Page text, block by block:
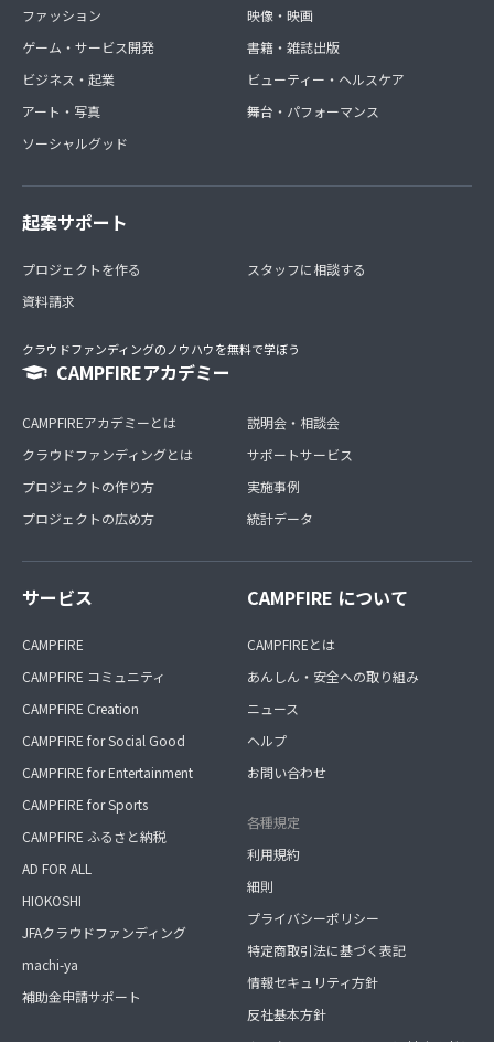
ファッション
ゲーム・サービス開発
ビジネス・起業
アート・写真
ソーシャルグッド
映像・映画
書籍・雑誌出版
ビューティー・ヘルスケア
舞台・パフォーマンス
起案サポート
プロジェクトを作る
資料請求
スタッフに相談する
クラウドファンディングのノウハウを無料で学ぼう
CAMPFIREアカデミー
CAMPFIREアカデミーとは
クラウドファンディングとは
プロジェクトの作り方
プロジェクトの広め方
説明会・相談会
サポートサービス
実施事例
統計データ
サービス
CAMPFIRE
CAMPFIRE コミュニティ
CAMPFIRE Creation
CAMPFIRE for Social Good
CAMPFIRE for Entertainment
CAMPFIRE for Sports
CAMPFIRE ふるさと納税
AD FOR ALL
HIOKOSHI
JFAクラウドファンディング
machi-ya
補助金申請サポート
CAMPFIRE について
CAMPFIREとは
あんしん・安全への取り組み
ニュース
ヘルプ
お問い合わせ
各種規定
利用規約
細則
プライバシーポリシー
特定商取引法に基づく表記
情報セキュリティ方針
反社基本方針